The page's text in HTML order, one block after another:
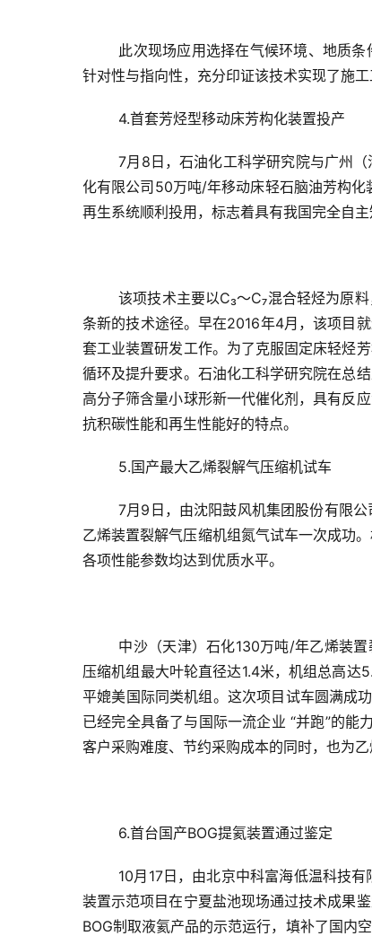
此次现场应用选择在气候环境、地质
针对性与指向性，充分印证该技术实现了施
4.首套芳烃型移动床芳构化装置投产
7月8日，石油化工科学研究院与广州
化有限公司50万吨/年移动床轻石脑油芳构
再生系统顺利投用，标志着具有我国完全自
该项技术主要以C₃～C₇混合轻烃为原
条新的技术途径。早在2016年4月，该项目
套工业装置研发工作。为了克服固定床轻烃
循环及提升要求。石油化工科学研究院在总
高分子筛含量小球形新一代催化剂，具有反
抗积碳性能和再生性能好的特点。
5.国产最大乙烯裂解气压缩机试车
7月9日，由沈阳鼓风机集团股份有限
乙烯装置裂解气压缩机组氮气试车一次成功
各项性能参数均达到优质水平。
中沙（天津）石化130万吨/年乙烯装
压缩机组最大叶轮直径达1.4米，机组总高
平媲美国际同类机组。这次项目试车圆满成
已经完全具备了与国际一流企业 “并跑”的能
客户采购难度、节约采购成本的同时，也为
6.首台国产BOG提氦装置通过鉴定
10月17日，由北京中科富海低温科技
装置示范项目在宁夏盐池现场通过技术成果
BOG制取液氦产品的示范运行，填补了国内